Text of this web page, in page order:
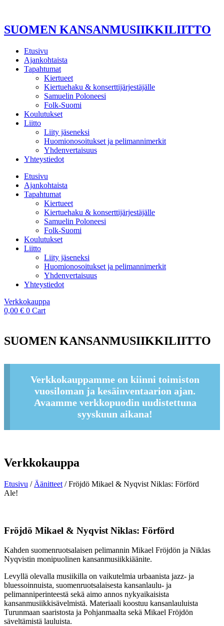
SUOMEN KANSANMUSIIKKILIITTO
Etusivu
Ajankohtaista
Tapahtumat
Kiertueet
Kiertuehaku & konserttijärjestäjälle
Samuelin Poloneesi
Folk-Suomi
Koulutukset
Liitto
Liity jäseneksi
Huomionosoitukset ja pelimannimerkit
Yhdenvertaisuus
Yhteystiedot
Etusivu
Ajankohtaista
Tapahtumat
Kiertueet
Kiertuehaku & konserttijärjestäjälle
Samuelin Poloneesi
Folk-Suomi
Koulutukset
Liitto
Liity jäseneksi
Huomionosoitukset ja pelimannimerkit
Yhdenvertaisuus
Yhteystiedot
Verkkokauppa
0,00 € 0 Cart
SUOMEN KANSANMUSIIKKILIITTO
Verkkokauppamme on kiinni toimiston
vuosiloman ja kesäinventaarion ajan.
Avaamme verkkopuodin uudistettuna
syyskuun aikana!
Verkkokauppa
Etusivu / Äänitteet / Fröjdö Mikael & Nyqvist Niklas: Förförd
Ale!
Fröjdö Mikael & Nyqvist Niklas: Förförd
Kahden suomenruotsalaisen pelimannin Mikael Fröjdön ja Niklas
Nyqvistin monipuolinen kansanmusiikkiäänite.
Levyllä olevalla musiikilla on vaikutelmia urbaanista jazz- ja
bluessoinnuista, suomenruotsalaisesta kansanlaulu- ja
pelimanniperinteestä sekä aimo annos nykyaikaisista
kansanmusiikkisävelmistä. Materiaali koostuu kansanlauluista
Turunmaan saaristosta ja Pohjanmaalta sekä Mikael Fröjdön
säveltämistä lauluista.